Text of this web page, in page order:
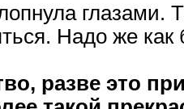
глазами.
Надо же
разве это